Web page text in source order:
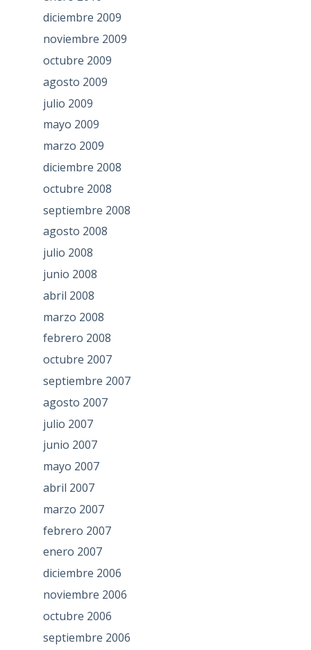
diciembre 2009
noviembre 2009
octubre 2009
agosto 2009
julio 2009
mayo 2009
marzo 2009
diciembre 2008
octubre 2008
septiembre 2008
agosto 2008
julio 2008
junio 2008
abril 2008
marzo 2008
febrero 2008
octubre 2007
septiembre 2007
agosto 2007
julio 2007
junio 2007
mayo 2007
abril 2007
marzo 2007
febrero 2007
enero 2007
diciembre 2006
noviembre 2006
octubre 2006
septiembre 2006